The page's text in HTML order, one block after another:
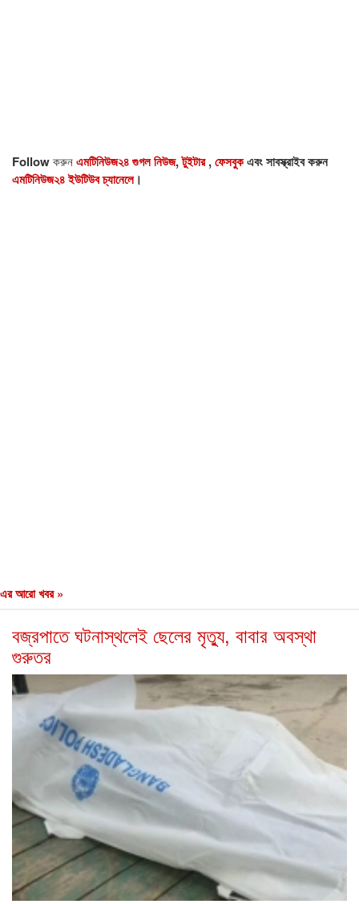
Followকরুনএমটিনিউজ২৪ গুগল নিউজ,টুইটার,ফেসবুকএবং সাবস্ক্রাইব করুন
এমটিনিউজ২৪ ইউটিউব চ্যানেলে।
এর আরো খবর »
বজ্রপাতে ঘটনাস্থলেই ছেলের মৃত্যু, বাবার অবস্থা
গুরুতর